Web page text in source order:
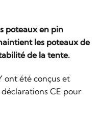
poteaux en pin
les poteaux de
de la tente.
ont été conçus et
CE pour